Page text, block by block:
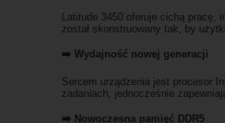
Latitude 3450 oferuje cichą pracę,
został skonstruowany tak, by
➡️ Wydajność nowej generacji
Sercem urządzenia jest procesor
zadaniach, jednocześnie
➡️ Nowoczesna pamięć DDR5